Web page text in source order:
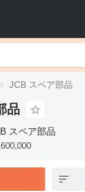
JCB スペア部品
品
スペア部品